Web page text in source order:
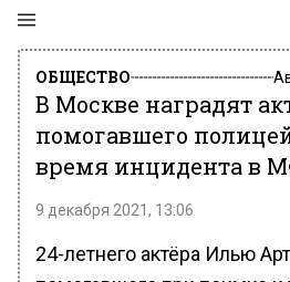
ОБЩЕСТВО
В Москве наградят
помогавшего
время инцидента в
9 декабря 2021, 13:06
24-летнего актёра Илью